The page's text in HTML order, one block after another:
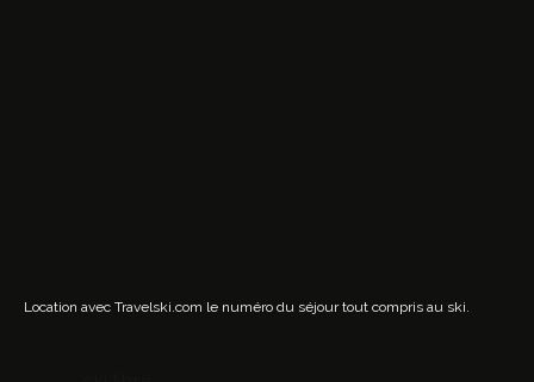
Location avec Travelski.com le numéro du séjour tout compris au ski.